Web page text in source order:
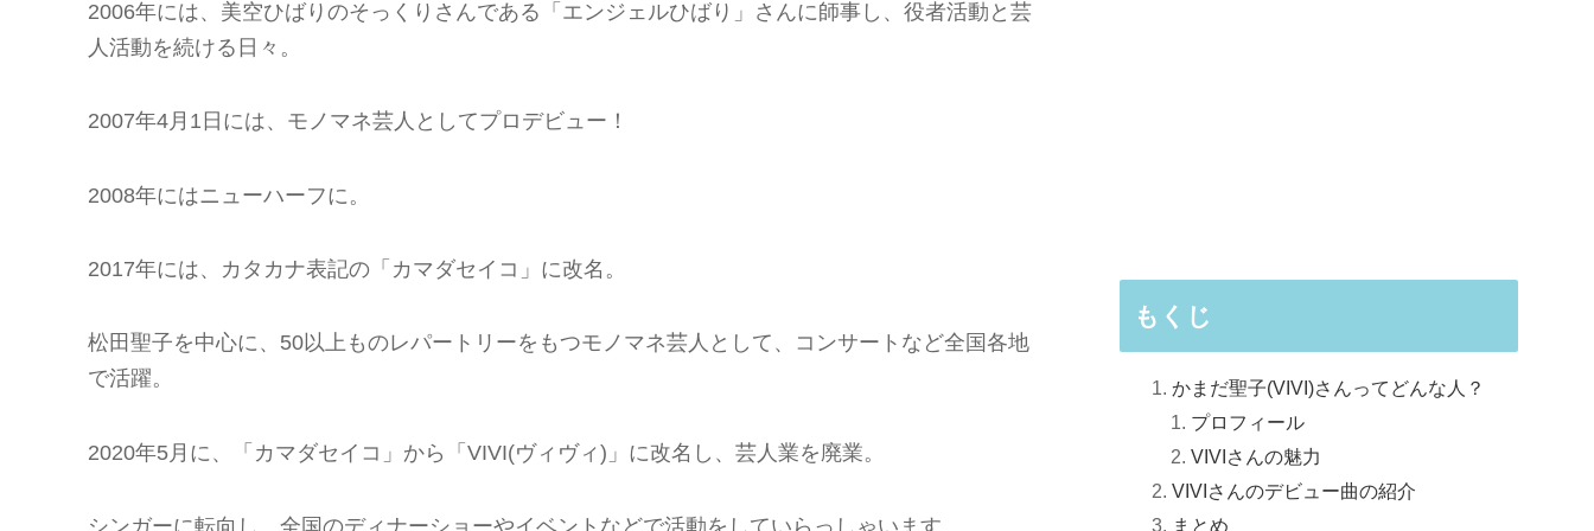
2006年には、美空ひばりのそっくりさんである「エンジェルひばり」さんに師事し、役者活動と芸
人活動を続ける日々。
2007年4月1日には、モノマネ芸人としてプロデビュー！
2008年にはニューハーフに。
2017年には、カタカナ表記の「カマダセイコ」に改名。
松田聖子を中心に、50以上ものレパートリーをもつモノマネ芸人として、コンサートなど全国各地
で活躍。
2020年5月に、「カマダセイコ」から「VIVI(ヴィヴィ)」に改名し、芸人業を廃業。
もくじ
かまだ聖子(VIVI)さんってどんな人？
プロフィール
VIVIさんの魅力
VIVIさんのデビュー曲の紹介
まとめ